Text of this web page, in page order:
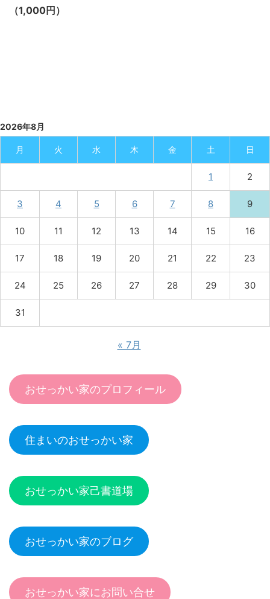
（1,000円）
2026年8月
月 火 水 木 金 土 日
1 2
3 4 5 6 7 8 9
10 11 12 13 14 15 16
17 18 19 20 21 22 23
24 25 26 27 28 29 30
31
« 7月
おせっかい家のプロフィール
住まいのおせっかい家
おせっかい家己書道場
おせっかい家のブログ
おせっかい家にお問い合せ